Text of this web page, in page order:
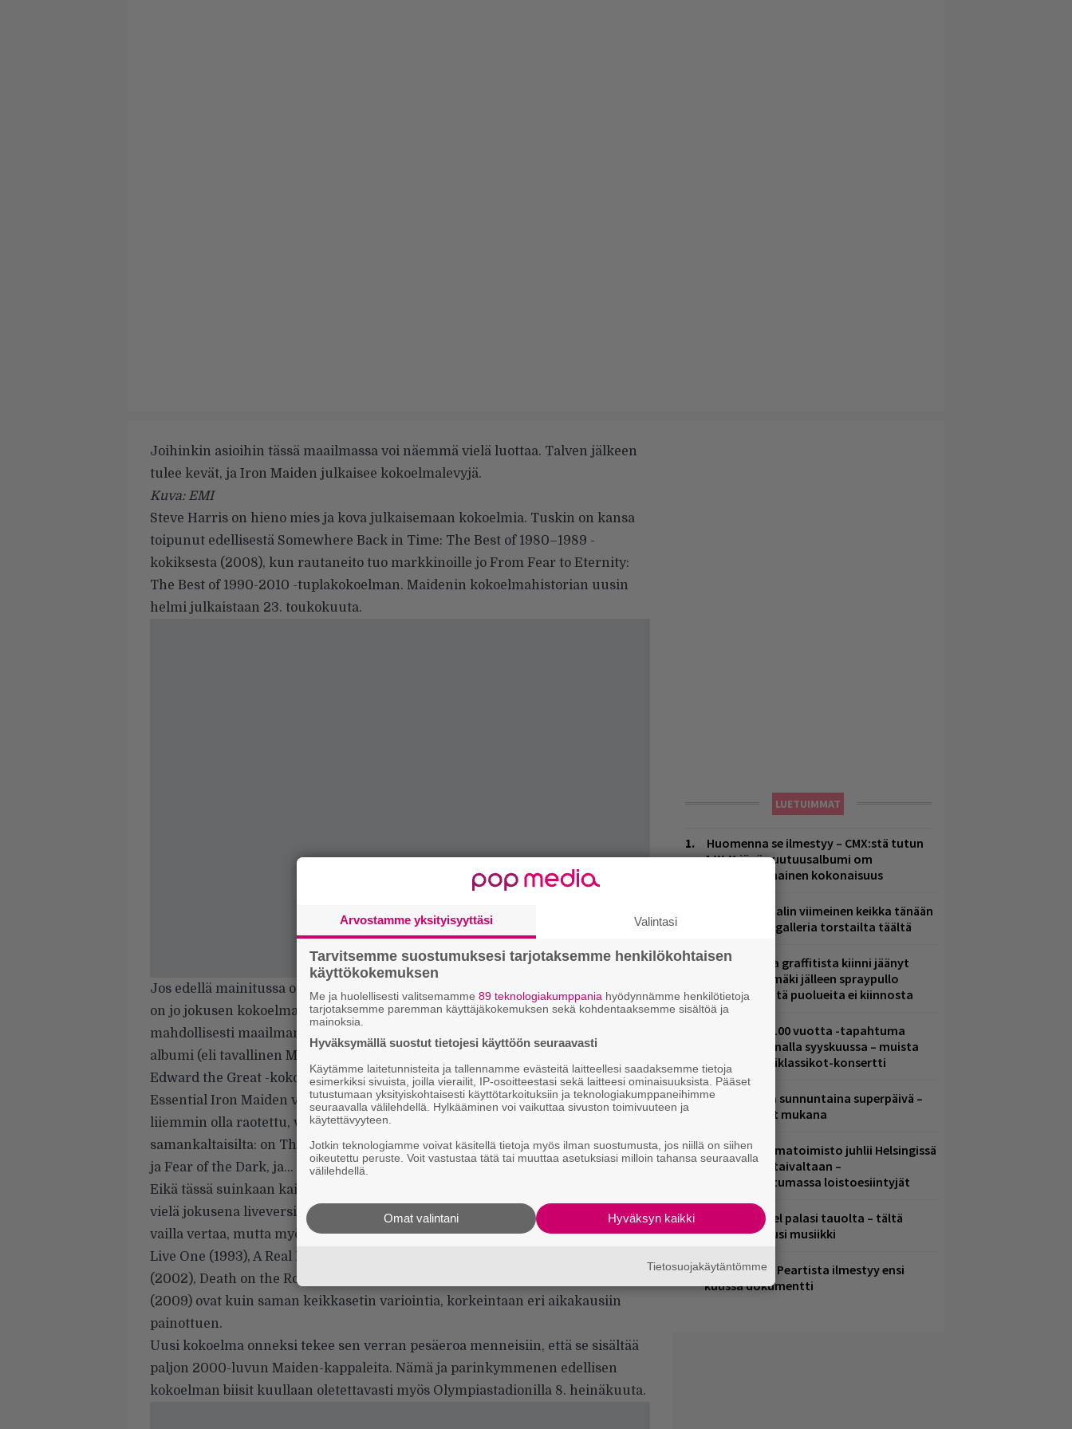
Joihinkin asioihin tässä maailmassa voi näemmä vielä luottaa. Talven jälkeen
tulee kevät, ja Iron Maiden julkaisee kokoelmalevyjä.
Kuva: EMI
Steve Harris on hieno mies ja kova julkaisemaan kokoelmia. Tuskin on kansa
toipunut edellisestä Somewhere Back in Time: The Best of 1980–1989 -
kokiksesta (2008), kun rautaneito tuo markkinoille jo From Fear to Eternity:
The Best of 1990-2010 -tuplakokoelman. Maidenin kokoelmahistorian uusin
helmi julkaistaan 23. toukokuuta.
Jos edellä mainitussa on vieno vinoilun maku, se johtuu siitä, että Iron Maiden
on jo jokusen kokoelman julkaissut. Best of the Beast esiteltiin vuonna 1996 ja
mahdollisesti maailman kauheimman tietokonepelin Ed Hunterin soundtrack-
albumi (eli tavallinen Maiden-kokoelma) ilmestyi kolme vuotta myöhemmin.
Edward the Great -kokoelma puolestaan näki päivänvalon 2002 ja The
Essential Iron Maiden vuonna 2005. Arkistojen aarteita ei näillä julkaisuilla
liiemmin olla raotettu, vaan levyjen kappalelistat näyttävät huolestuttavan
samankaltaisilta: on The Trooper, ja Hallowed Be Thy Name, ja Run to the Hills,
ja Fear of the Dark, ja…
Eikä tässä suinkaan kaikki, vaan Harris yhtyeineen on tarjonnut samat biisit
vielä jokusena liveversionakin. Live after Death (1985) on toki keikkataltiointi
vailla vertaa, mutta myöhemmin homma on alkanut menettää makuaan: A Real
Live One (1993), A Real Dead One (1993), Live at Donington (1993), Rock in Rio
(2002), Death on the Road (2005), ja Flight 666 -dokumentin soundtrack
(2009) ovat kuin saman keikkasetin variointia, korkeintaan eri aikakausiin
painottuen.
Uusi kokoelma onneksi tekee sen verran pesäeroa menneisiin, että se sisältää
paljon 2000-luvun Maiden-kappaleita. Nämä ja parinkymmenen edellisen
kokoelman biisit kuullaan oletettavasti myös Olympiastadionilla 8. heinäkuuta.
LUETUIMMAT
Huomenna se ilmestyy – CMX:stä tutun
A.W. Yrjänän uutuusalbumi om
mammuttimainen kokonaisuus
Eppu Normaalin viimeinen keikka tänään
– katso kuvagalleria torstailta täältä
Laittomasta graffitista kiinni jäänyt
Paavo Arhinmäki jälleen spraypullo
kädessä – näitä puolueita ei kiinnosta
Valtava Yle 100 vuotta -tapahtuma
Veikkaus Arenalla syyskuussa – muista
myös metalliklassikot-konsertti
Tampereella sunnuntaina superpäivä –
nämä artistit mukana
Mainio ohjelmatoimisto juhlii Helsingissä
10-vuotista taivaltaan –
ilmaistapahtumassa loistoesiintyjät
Blind Channel palasi tauolta – tältä
kuulostaa uusi musiikki
Rushin Neail Peartista ilmestyy ensi
kuussa dokumentti
Arvostamme yksityisyyttäsi Valintasi
Tarvitsemme suostumuksesi tarjotaksemme henkilökohtaisen
käyttökokemuksen
Me ja huolellisesti valitsemamme 89 teknologiakumppania hyödynnämme henkilötietoja
tarjotaksemme paremman käyttäjäkokemuksen sekä kohdentaaksemme sisältöä ja
mainoksia.
Hyväksymällä suostut tietojesi käyttöön seuraavasti
Käytämme laitetunnisteita ja tallennamme evästeitä laitteellesi saadaksemme tietoja
esimerkiksi sivuista, joilla vierailit, IP-osoitteestasi sekä laitteesi ominaisuuksista. Pääset
tutustumaan yksityiskohtaisesti käyttötarkoituksiin ja teknologiakumppaneihimme
seuraavalla välilehdellä. Hylkääminen voi vaikuttaa sivuston toimivuuteen ja
käytettävyyteen.
Jotkin teknologiamme voivat käsitellä tietoja myös ilman suostumusta, jos niillä on siihen
oikeutettu peruste. Voit vastustaa tätä tai muuttaa asetuksiasi milloin tahansa seuraavalla
välilehdellä.
Hyväksyn kaikki
Omat valintani
Tietosuojakäytäntömme